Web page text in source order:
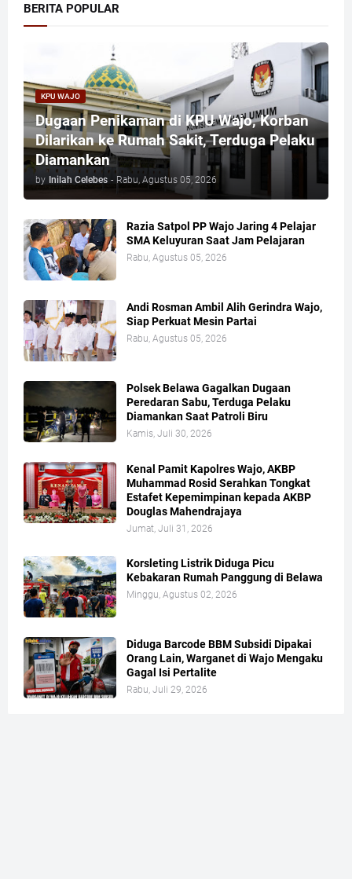
BERITA POPULAR
KPU WAJO
Dugaan Penikaman di KPU Wajo, Korban
Dilarikan ke Rumah Sakit, Terduga Pelaku
Diamankan
by Inilah Celebes - Rabu, Agustus 05, 2026
Razia Satpol PP Wajo Jaring 4 Pelajar
SMA Keluyuran Saat Jam Pelajaran
Rabu, Agustus 05, 2026
Andi Rosman Ambil Alih Gerindra Wajo,
Siap Perkuat Mesin Partai
Rabu, Agustus 05, 2026
Polsek Belawa Gagalkan Dugaan
Peredaran Sabu, Terduga Pelaku
Diamankan Saat Patroli Biru
Kamis, Juli 30, 2026
Kenal Pamit Kapolres Wajo, AKBP
Muhammad Rosid Serahkan Tongkat
Estafet Kepemimpinan kepada AKBP
Douglas Mahendrajaya
Jumat, Juli 31, 2026
Korsleting Listrik Diduga Picu
Kebakaran Rumah Panggung di Belawa
Minggu, Agustus 02, 2026
Diduga Barcode BBM Subsidi Dipakai
Orang Lain, Warganet di Wajo Mengaku
Gagal Isi Pertalite
Rabu, Juli 29, 2026